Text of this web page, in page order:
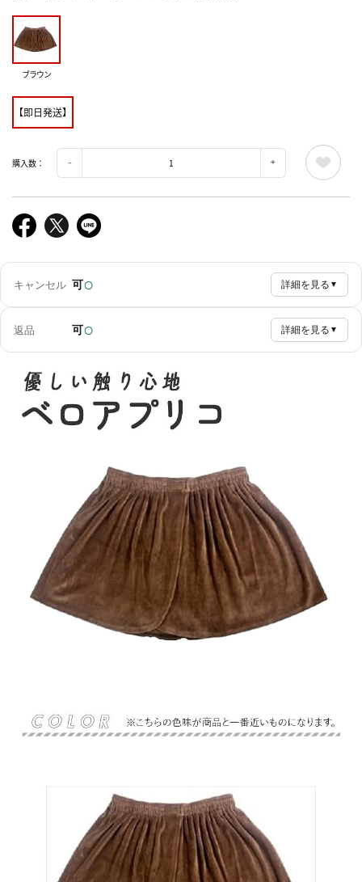
ブラウン
【即日発送】
購入数：
キャンセル 可○ 詳細を見る ▼
返品 可○ 詳細を見る ▼